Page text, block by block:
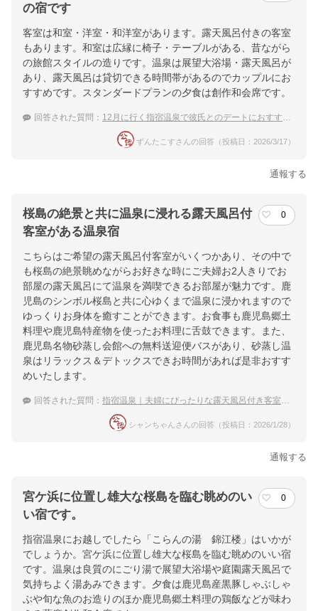
の宿です
客室は和室・洋室・和洋室があります。露天風呂付きの客室
もあります。和室は広縁に椅子・テーブルがある、昔ながら
の旅館スタイルの造りです。温泉は展望大浴場・露天風呂が
あり、露天風呂は貸切できる時間帯があるのでカップルにお
すすめです。スタンダードプランの夕食は創作和会席です。
回答された質問： 12月に行く指宿温泉で彼氏とのデートにおすすめの宿は？
ずんたこすさんの回答（投稿日：2026/3/17）
通報する
桜島の絶景と共に温泉に浸れる露天風呂付
客室がある温泉宿
0
こちらはご希望の露天風呂付客室がいくつかあり、その中で
も桜島の絶景眺めながらお好きな時にご夫婦お2人きりでお
部屋の露天風呂にて温泉を満喫できるお部屋が魅力です。鹿
児島のシンボル桜島と共に心ゆくまで温泉に浸かれますので
ゆっくりお身体を癒すことができます。お食事も鹿児島郷土
料理や鹿児島特産物を使ったお料理に舌鼓できます。また、
鹿児島名物砂蒸し会館への無料送迎便バスがあり、砂蒸し温
泉はリラックス＆デトックスできお時間があれば是非おすす
めいたします。
回答された質問： 指宿温泉｜夫婦にぴったりな露天風呂付き客室がある温泉宿を教えて下さい。
シャンちゃんさんの回答（投稿日：2026/1/28）
通報する
宮ケ浜に位置し雄大な桜島を臨む眺めのい
い宿です。
0
指宿温泉にお越しでしたら「こらんの湯 錦江楼」はいかが
でしょうか。宮ケ浜に位置し雄大な桜島を臨む眺めのいい宿
です。温泉は良質のにごり湯で展望大浴場や庭園露天風呂で
気持ちよく湯あみできます。夕食は鹿児島産黒豚しゃぶしゃ
ぶや旬な魚のお造りのほか鹿児島郷土料理の鶏飯などが味わ